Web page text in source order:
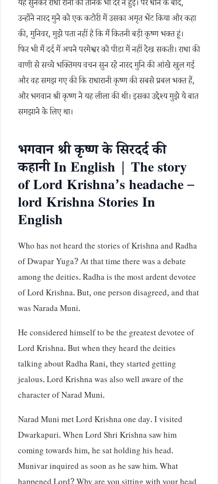
यह सुनकर राधा रानी की तनिक भी देर न हुई। पैर धोने के बाद,
उन्होंने नारद मुने को एक कटोरी में उसका अमृत भेंट किया और कहा
की, मुनिवर, मुझे पता नहीं है कि मैं कितनी बड़ी कृष्ण भक्त हूं।
फिर भी मैं दर्द में अपने परमेश्वर को पीडा में नहीं देख सकती। राधा की
वाणी से सच्चे भक्तिमय वचन सुन रहे नारद मुनि की आंखे खुल गई
और वह समझ गए की कि राधारानी कृष्ण की सबसे प्रबल भक्त हैं,
और भगवान श्री कृष्ण ने यह लीला की थी। इसका उद्देश्य मुझे ये बात
समझाने के लिए था।
भगवान श्री कृष्ण के सिरदर्द की
कहानी In English | The story
of Lord Krishna’s headache –
lord Krishna Stories In
English
Who has not heard the stories of Krishna and Radha
of Dwapar Yuga? At that time there was a debate
among the deities. Radha is the most ardent devotee
of Lord Krishna. But, one person disagreed, and that
was Narada Muni.
He considered himself to be the greatest devotee of
Lord Krishna. But when they heard the deities
talking about Radha Rani, they started getting
jealous. Lord Krishna was also well aware of the
character of Narad Muni.
Narad Muni met Lord Krishna one day. I visited
Dwarkapuri. When Lord Shri Krishna saw him
coming towards him, he sat holding his head.
Munivar inquired as soon as he saw him. What